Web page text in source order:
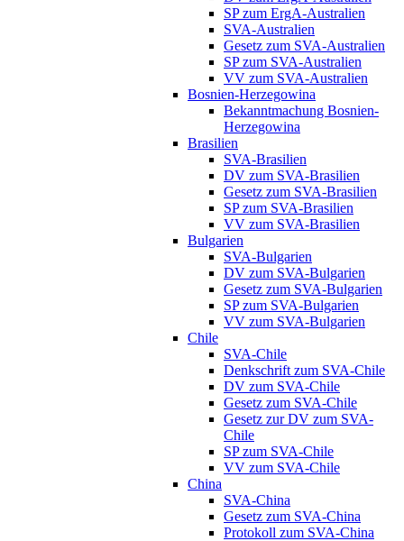
SP zum ErgA-Australien
SVA-Australien
Gesetz zum SVA-Australien
SP zum SVA-Australien
VV zum SVA-Australien
Bosnien-Herzegowina
Bekanntmachung Bosnien-
Herzegowina
Brasilien
SVA-Brasilien
DV zum SVA-Brasilien
Gesetz zum SVA-Brasilien
SP zum SVA-Brasilien
VV zum SVA-Brasilien
Bulgarien
SVA-Bulgarien
DV zum SVA-Bulgarien
Gesetz zum SVA-Bulgarien
SP zum SVA-Bulgarien
VV zum SVA-Bulgarien
Chile
SVA-Chile
Denkschrift zum SVA-Chile
DV zum SVA-Chile
Gesetz zum SVA-Chile
Gesetz zur DV zum SVA-
Chile
SP zum SVA-Chile
VV zum SVA-Chile
China
SVA-China
Gesetz zum SVA-China
Protokoll zum SVA-China